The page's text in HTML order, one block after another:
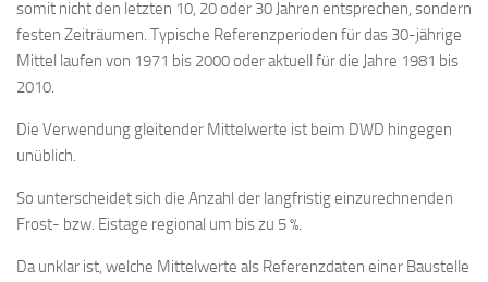
somit nicht den letzten 10, 20 oder 30 Jahren entsprechen, sondern
festen Zeiträumen. Typische Referenzperioden für das 30-jährige
Mittel laufen von 1971 bis 2000 oder aktuell für die Jahre 1981 bis
2010.
Die Verwendung gleitender Mittelwerte ist beim DWD hingegen
unüblich.
So unterscheidet sich die Anzahl der langfristig einzurechnenden
Frost- bzw. Eistage regional um bis zu 5 %.
Da unklar ist, welche Mittelwerte als Referenzdaten einer Baustelle